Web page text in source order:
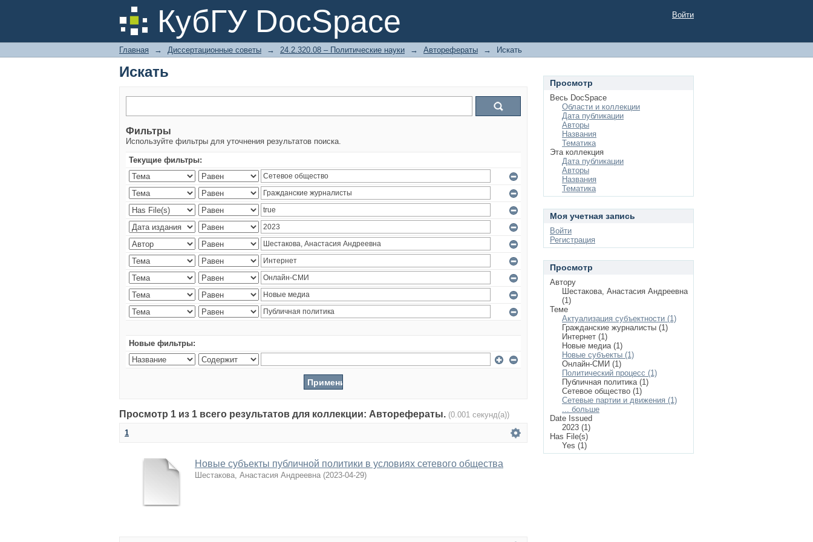
КубГУ DocSpace
Искать Войти
Главная → Диссертационные советы → 24.2.320.08 – Политические науки → Авторефераты → Искать
Искать
Фильтры
Используйте фильтры для уточнения результатов поиска.
Текущие фильтры:
Новые фильтры:
Просмотр 1 из 1 всего результатов для коллекции: Авторефераты. (0.001 секунд(а))
1
Новые субъекты публичной политики в условиях сетевого общества
Шестакова, Анастасия Андреевна (2023-04-29)
Просмотр
Весь DocSpace
Области и коллекции
Дата публикации
Авторы
Названия
Тематика
Эта коллекция
Дата публикации
Авторы
Названия
Тематика
Моя учетная запись
Войти
Регистрация
Просмотр
Автору
Шестакова, Анастасия Андреевна
(1)
Теме
Актуализация субъектности (1)
Гражданские журналисты (1)
Интернет (1)
Новые медиа (1)
Новые субъекты (1)
Онлайн-СМИ (1)
Политический процесс (1)
Публичная политика (1)
Сетевое общество (1)
Сетевые партии и движения (1)
... больше
Date Issued
2023 (1)
Has File(s)
Yes (1)